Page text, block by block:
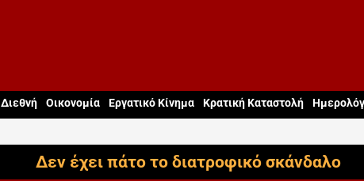
Διεθνή Οικονομία Εργατικό Κίνημα Κρατική Καταστολή
Δεν έχει πάτο το διατροφικό σκάνδαλο